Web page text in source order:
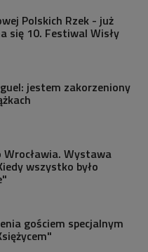
Polskich Rzek - już
się 10. Festiwal Wisły
jestem zakorzeniony
Wrocławia. Wystawa
wszystko było
gościem specjalnym